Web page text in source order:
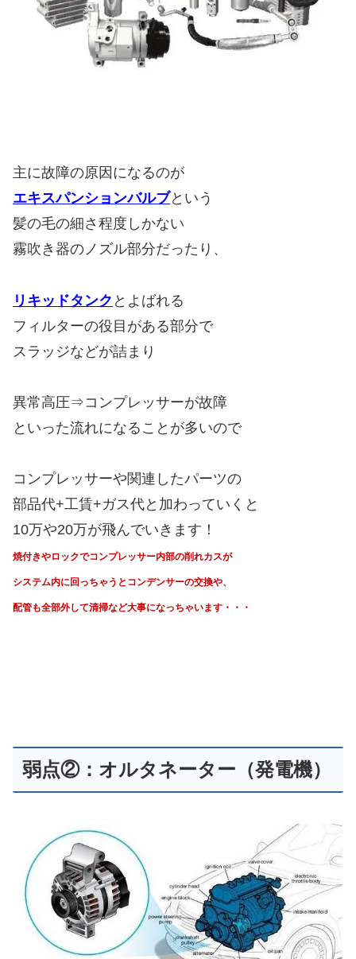
主に故障の原因になるのが
エキスパンションバルブという
髪の毛の細さ程度しかない
霧吹き器のノズル部分だったり、
リキッドタンク とよばれる
フィルターの役目がある部分で
スラッジなどが詰まり
異常高圧⇒コンプレッサーが故障
といった流れになることが多いので
コンプレッサーや関連したパーツの
部品代+工賃+ガス代と加わっていくと
10万や20万が飛んでいきます！
焼付きやロックでコンプレッサー内部の削れカスが
システム内に回っちゃうと コンデンサーの交換や、
配管も全部外して清掃など大事になっちゃいます・・・
弱点②：オルタネーター（発電機）